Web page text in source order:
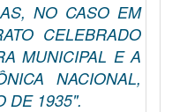
NO CASO EM
CELEBRADO
MUNICIPAL E A
NACIONAL,
DE 1935".